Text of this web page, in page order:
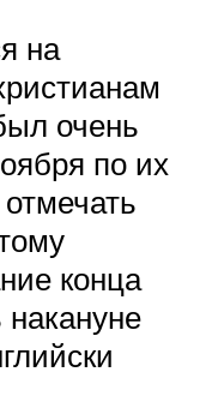
на
очень
по их
конца